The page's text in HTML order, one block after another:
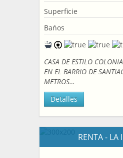
Superficie
Bańos
CASA DE ESTILO
EN EL BARRIO DE
METROS…
Detalles
RENTA - LA